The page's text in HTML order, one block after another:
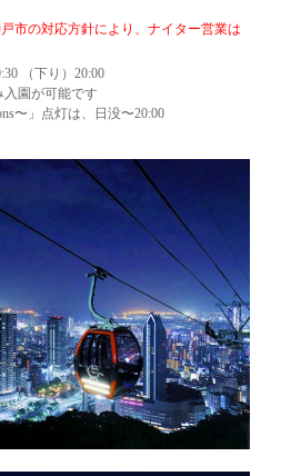
市の対応方針により、ナイター営業は
（下り）20:00
園が可能です
〜」点灯は、⽇没〜20:00